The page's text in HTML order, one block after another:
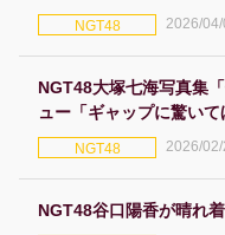
NGT48 2026/04/
NGT48大塚七海写真集
ュー「ギャップに驚いて
NGT48 2026/02/
NGT48谷口陽香が晴れ